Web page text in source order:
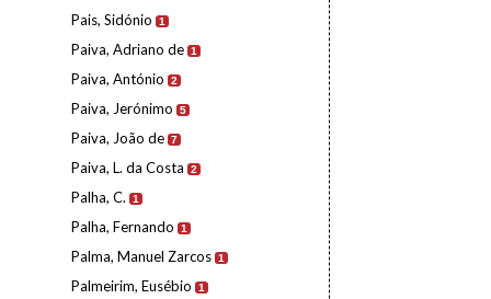
Pais, Sidónio 1
Paiva, Adriano de 1
Paiva, António 2
Paiva, Jerónimo 5
Paiva, João de 7
Paiva, L. da Costa 2
Palha, C. 1
Palha, Fernando 1
Palma, Manuel Zarcos 1
Palmeirim, Eusébio 1